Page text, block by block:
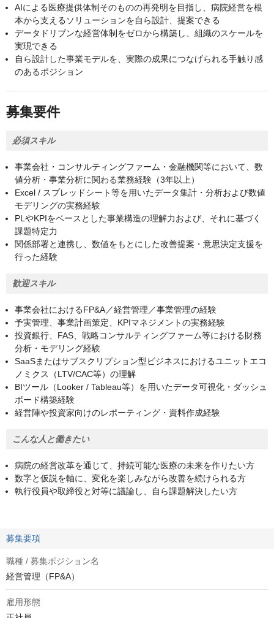
AIによる医療提供体制そのものの再発明を目指し、病院経営を根
本から支えるソリューションを自ら設計、提案できる
データドリブンな経営体制をゼロから構築し、組織のスケールを
実現できる
自ら設計した事業モデルを、実際の成果につなげられる手触り感
のあるポジション
募集要件
必須スキル
事業会社・コンサルティングファーム・金融機関等において、数
値分析・事業分析に関わる業務経験（3年以上）
Excel / スプレッドシート等を用いたデータ集計・分析および数値
モデリングの実務経験
PLやKPIをベースとした事業構造の理解力および、それに基づく
課題特定力
関係部署と連携し、数値をもとにした改善提案・意思決定支援を
行った経験
歓迎スキル
事業会社におけるFP&A／経営管理／事業管理の経験
予実管理、事業計画策定、KPIマネジメントの実務経験
投資銀行、FAS、戦略コンサルティングファーム等における財務
分析・モデリング経験
SaaSまたはサブスクリプション型ビジネスにおけるユニットエコ
ノミクス（LTV/CAC等）の理解
BIツール（Looker / Tableau等）を用いたデータ可視化・ダッシュ
ボード構築経験
経営陣や投資家向けのレポーティング・資料作成経験
こんな人と働きたい
病院の経営改革を通じて、持続可能な医療の未来を作りたい方
数字と仮説を軸に、変化を楽しみながら改善を続けられる方
執行役員や取締役と対等に議論し、自ら課題解決したい方
募集要項
職種 / 募集ポジション名
経営管理（FP&A）
雇用形態